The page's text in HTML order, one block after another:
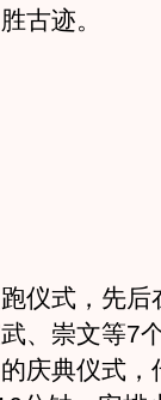
古迹。
式，先后
、崇文等7
庆典仪式，